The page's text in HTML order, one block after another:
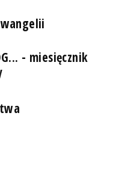
- miesięcznik